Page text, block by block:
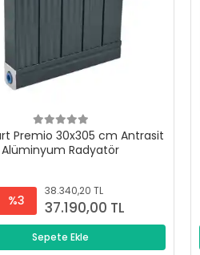
Premio 30x305 cm Antrasit
Alüminyum Radyatör
%3
38.340,20 TL
37.190,00 TL
Sepete Ekle